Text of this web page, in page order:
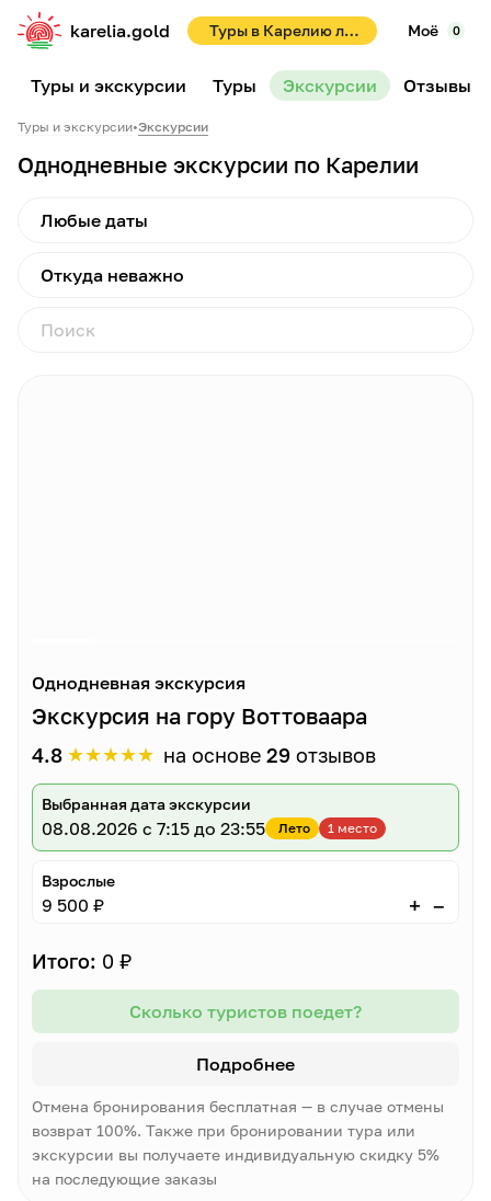
karelia.gold Туры в Карелию летом 2026! Раннее бронирование со скидками до 10%! Моё 0
Туры и экскурсии Туры Экскурсии Отзывы
Туры и экскурсии•Экскурсии
Однодневные экскурсии по Карелии
Любые даты
Откуда неважно
Однодневная экскурсия
Экскурсия на гору Воттоваара
4.8 ★★★★★ на основе 29 отзывов
Выбранная дата экскурсии
08.08.2026 с 7:15 до 23:55 Лето 1 место
Взрослые
9 500 ₽ + –
Итого: 0 ₽
Сколько туристов поедет?
Подробнее
Отмена бронирования бесплатная — в случае отмены
возврат 100%. Также при бронировании тура или
экскурсии вы получаете индивидуальную скидку 5%
на последующие заказы